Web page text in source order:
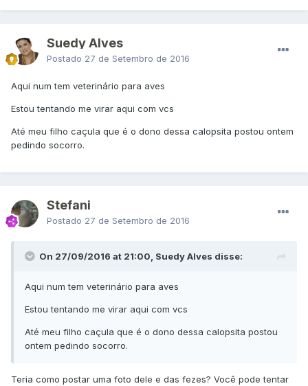
Suedy Alves
Postado 27 de Setembro de 2016
Aqui num tem veterinário para aves
Estou tentando me virar aqui com vcs
Até meu filho caçula que é o dono dessa calopsita postou ontem
pedindo socorro.
Stefani
Postado 27 de Setembro de 2016
On 27/09/2016 at 21:00, Suedy Alves disse:
Aqui num tem veterinário para aves
Estou tentando me virar aqui com vcs
Até meu filho caçula que é o dono dessa calopsita postou
ontem pedindo socorro.
Teria como postar uma foto dele e das fezes? Você pode tentar